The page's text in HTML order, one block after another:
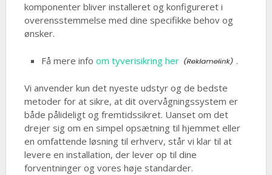
komponenter bliver installeret og konfigureret i
overensstemmelse med dine specifikke behov og
ønsker.
Få mere infoom tyverisikring her .
Vi anvender kun det nyeste udstyr og de bedste
metoder for at sikre, at dit overvågningssystem er
både pålideligt og fremtidssikret. Uanset om det
drejer sig om en simpel opsætning til hjemmet eller
en omfattende løsning til erhverv, står vi klar til at
levere en installation, der lever op til dine
forventninger og vores høje standarder.